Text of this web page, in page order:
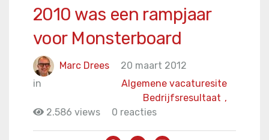
2010 was een rampjaar
voor Monsterboard
Marc Drees
20 maart 2012
in
Algemene vacaturesite
Bedrijfsresultaat ,
2.586 views
0 reacties